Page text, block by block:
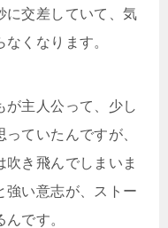
に交差していて、気
くなります。
が主人公って、少し
ていたんですが、
き飛んでしまいま
強い意志が、ストー
です。